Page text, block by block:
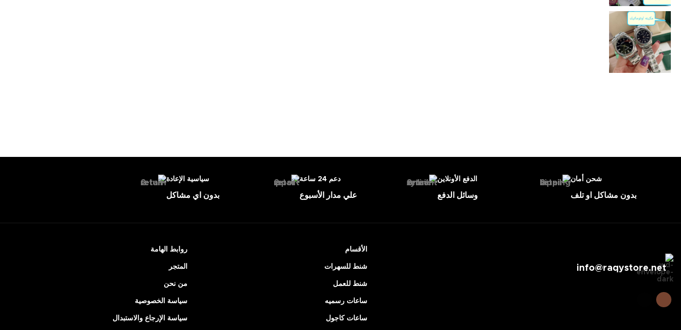
شحن أمان
بدون مشاكل او تلف
الدفع الأونلاين
وسائل الدفع
دعم 24 ساعة
علي مدار الأسبوع
سياسية الإعادة
بدون اي مشاكل
info@raqystore.net
الأقسام
شنط للسهرات
شنط للعمل
ساعات رسميه
ساعات كاجول
روابط الهامة
المتجر
من نحن
سياسة الخصوصية
سياسة الإرجاع والاستبدال